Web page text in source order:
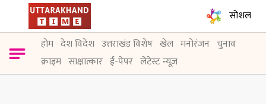
सोशल
होम देश विदेश उत्तराखंड विशेष खेल मनोरंजन चुनाव
क्राइम साक्षात्कार ई-पेपर लेटेस्ट न्यूज़